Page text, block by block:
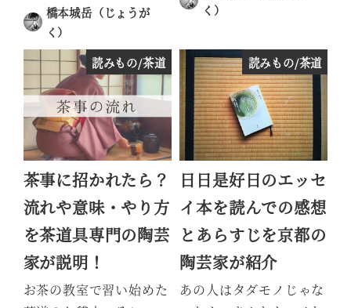
橋本城岳（じょうが
く）
投稿日
く）
読みもの/茶道
茶事に招かれたら？
流れや意味・やり方
を茶道具専門の陶芸
家が説明！
お茶の教室で習い始めた
読みもの/茶道
日日是好日のエッセ
イ本を読んでの感想
とあらすじを京都の
陶芸家が紹介
あの人はタダモノじゃな